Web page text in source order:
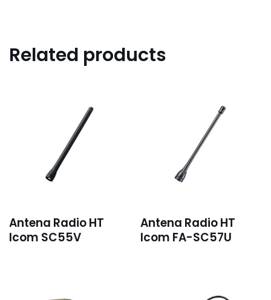
Related products
Antena Radio HT
Icom SC55V
Antena Radio HT
Icom FA-SC57U